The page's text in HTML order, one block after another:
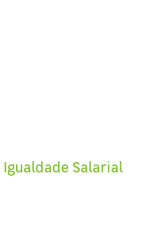
Salarial